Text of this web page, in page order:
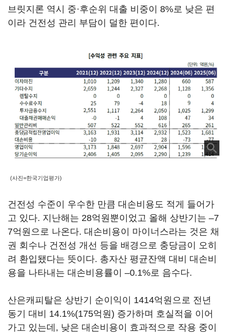
브릿지론 역시 중·후순위 대출 비중이 8%로 낮은 편
이라 건전성 관리 부담이 덜한 편이다.
(사진=한국기업평가)
건전성 수준이 우수한 만큼 대손비용도 적게 들어가
고 있다. 지난해는 28억원뿐이었고 올해 상반기는 –7
7억원으로 나온다. 대손비용이 마이너스라는 것은 채
권 회수나 건전성 개선 등을 배경으로 충당금이 오히
려 환입됐다는 뜻이다. 총자산 평균잔액 대비 대손비
용을 나타내는 대손비용률이 –0.1%로 음수다.
산은캐피탈은 상반기 순이익이 1414억원으로 전년
동기 대비 14.1%(175억원) 증가하며 호실적을 이어
가고 있는데, 낮은 대손비용이 효과적으로 작용 중이